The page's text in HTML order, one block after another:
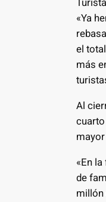
«Ya
el
más
Al
«En
de
millón